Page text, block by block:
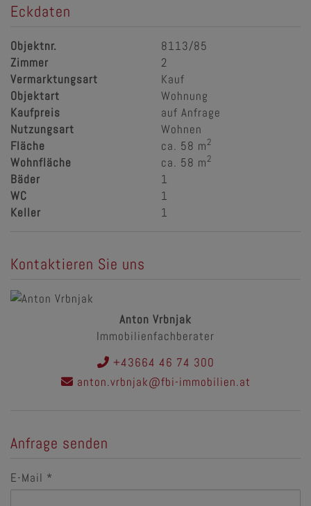
Eckdaten
Objektnr.
8113/85
Zimmer
2
Vermarktungsart
Kauf
Objektart
Wohnung
Kaufpreis
auf Anfrage
Nutzungsart
Wohnen
Fläche
ca. 58 m2
Wohnfläche ca. 58 m2
Bäder
1
WC
1
Keller
1
Kontaktieren Sie uns
Anton Vrbnjak
Immobilienfachberater
+43664 46 74 300
anton.vrbnjak@fbi-immobilien.at
Anfrage senden
E-Mail